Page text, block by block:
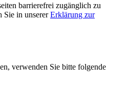
barrierefrei zugänglich zu
Sie in unsererErklärung zur
verwenden Sie bitte folgende